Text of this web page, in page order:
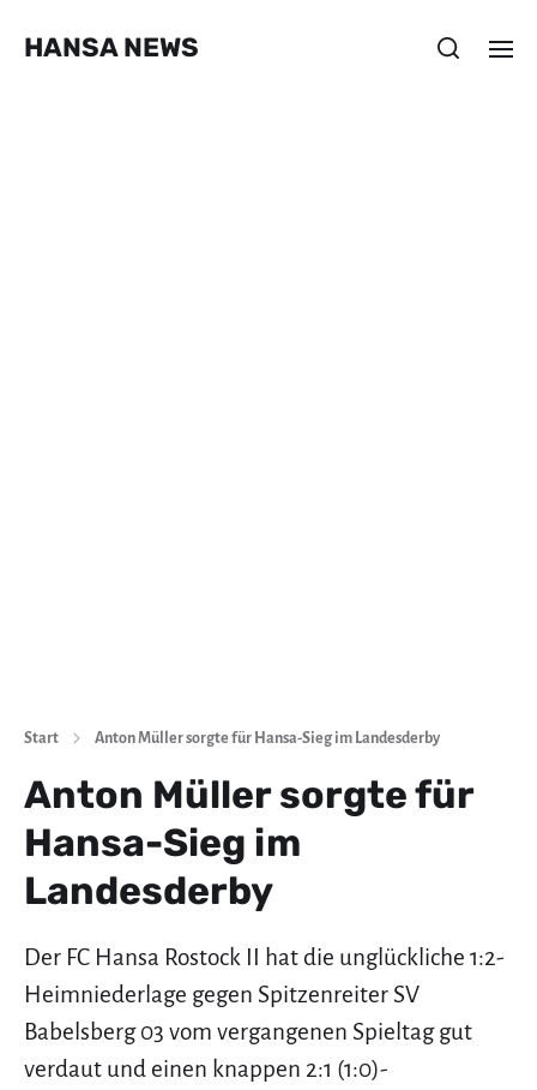
HANSA NEWS
Start Anton Müller sorgte für Hansa-Sieg im Landesderby
Anton Müller sorgte für
Hansa-Sieg im
Landesderby
Der FC Hansa Rostock II hat die unglückliche 1:2-
Heimniederlage gegen Spitzenreiter SV
Babelsberg 03 vom vergangenen Spieltag gut
verdaut und einen knappen 2:1 (1:0)-